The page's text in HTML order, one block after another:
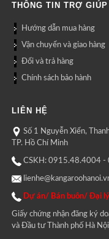
THÔNG TIN TRỢ GIÚP
Hướng dẫn mua hàng
Vận chuyển và giao hàng
Đổi và trả hàng
Chính sách bảo hành
LIÊN HỆ
Số 1 Nguyễn Xiển,
TP. Hồ Chí Minh
CSKH: 0915.48.4004
Dự án/ Bán buôn/ Đại
Giấy chứng nhận đăng ký
và Đầu tư Thành phố Hà